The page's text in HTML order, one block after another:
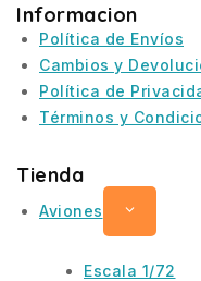
Informacion
Política de Envíos
Cambios y
Política de
Términos y
Tienda
Aviones
Escala 1/72